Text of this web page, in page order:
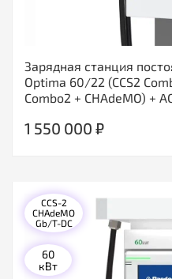
Зарядная станция
Optima 60/22 (CCS2
Combo2 + CHAdeMO) +
1 550 000 ₽
CCS-2
CHAdeMO
Gb/T-DC
60
кВт